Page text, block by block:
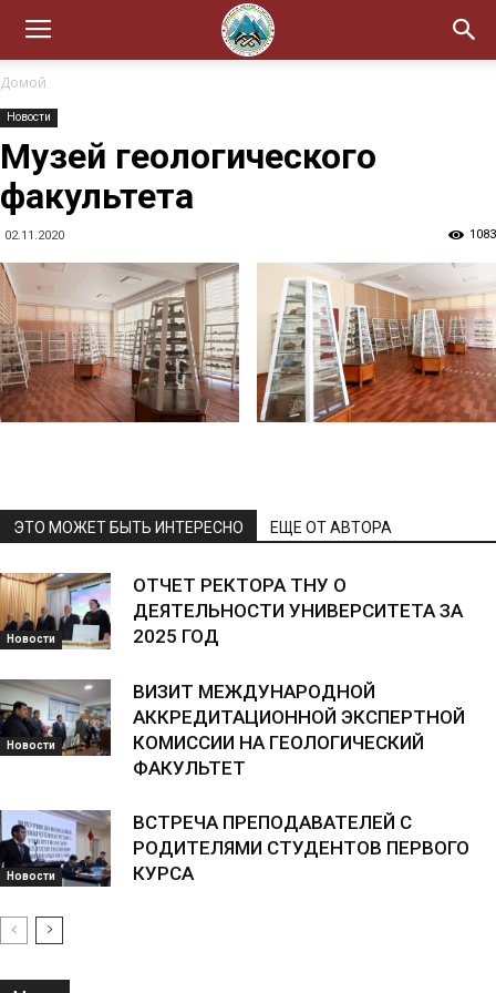
Домой
Новости
Музей геологического
факультета
02.11.2020 1083
ЭТО МОЖЕТ БЫТЬ ИНТЕРЕСНО ЕЩЕ ОТ АВТОРА
Новости
ОТЧЕТ РЕКТОРА ТНУ О
ДЕЯТЕЛЬНОСТИ УНИВЕРСИТЕТА ЗА
2025 ГОД
Новости
ВИЗИТ МЕЖДУНАРОДНОЙ
АККРЕДИТАЦИОННОЙ ЭКСПЕРТНОЙ
КОМИССИИ НА ГЕОЛОГИЧЕСКИЙ
ФАКУЛЬТЕТ
Новости
ВСТРЕЧА ПРЕПОДАВАТЕЛЕЙ С
РОДИТЕЛЯМИ СТУДЕНТОВ ПЕРВОГО
КУРСА